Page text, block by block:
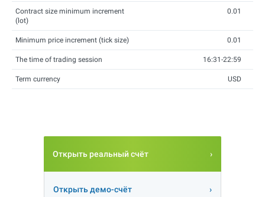
Contract size minimum increment
(lot)
0.01
Minimum price increment (tick size) 0.01
The time of trading session 16:31-22:59
Term currency USD
Открыть реальный счёт
Открыть демо-счёт